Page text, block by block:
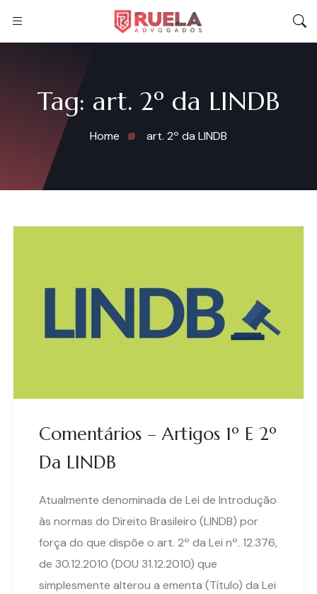
Tag: art. 2º da LINDB
Home art. 2º da LINDB
Comentários – Artigos 1º E 2º
Da LINDB
Atualmente denominada de Lei de Introdução
às normas do Direito Brasileiro (LINDB) por
força do que dispõe o art. 2º da Lei nº. 12.376,
de 30.12.2010 (DOU 31.12.2010) que
simplesmente alterou a ementa (Título) da Lei